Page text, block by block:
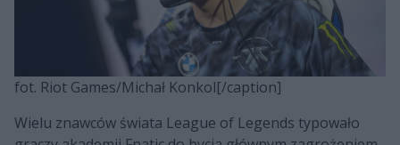
fot. Riot Games/Michał Konkol[/caption]
Wielu znawców świata League of Legends typowało